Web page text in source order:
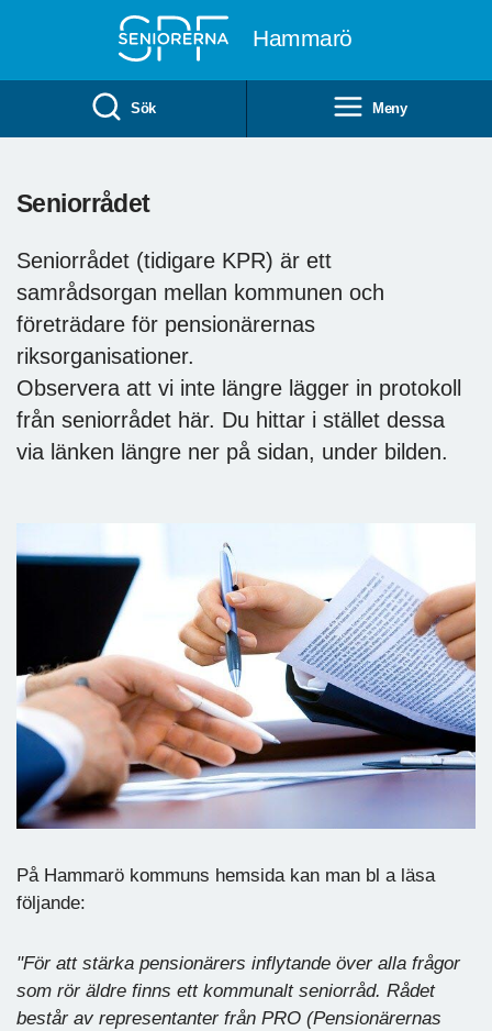
Hammarö
Sök Meny
Seniorrådet
Seniorrådet (tidigare KPR) är ett
samrådsorgan mellan kommunen och
företrädare för pensionärernas
riksorganisationer.
Observera att vi inte längre lägger in protokoll
från seniorrådet här. Du hittar i stället dessa
via länken längre ner på sidan, under bilden.
På Hammarö kommuns hemsida kan man bl a läsa
följande:
"För att stärka pensionärers inflytande över alla frågor
som rör äldre finns ett kommunalt seniorråd. Rådet
består av representanter från PRO (Pensionärernas